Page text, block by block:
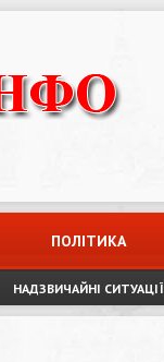
ПОЛІТИКА
НАДЗВИЧАЙНІ СИТУАЦІЇ